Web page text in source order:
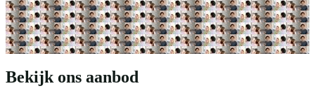
Bekijk ons aanbod